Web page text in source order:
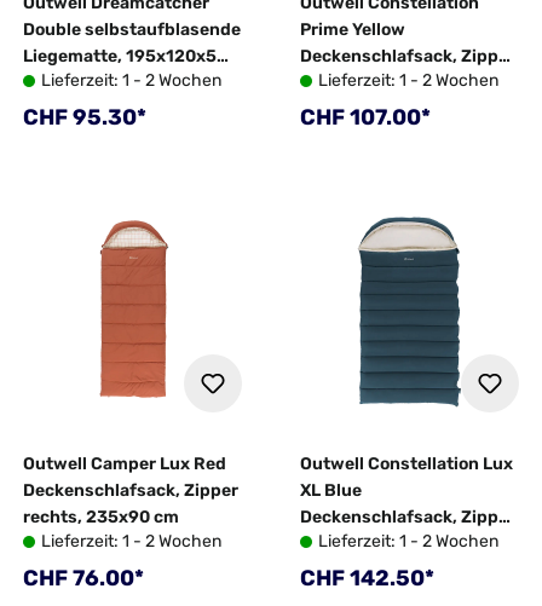
Double selbstaufblasende
Liegematte, 195x120x5
cmLieferzeit: 1 - 2 Wochen
Regulärer Preis:
CHF 95.30*
Prime Yellow
Deckenschlafsack, Zipper
links, 230x85 cm
Lieferzeit: 1 - 2 Wochen
Regulärer Preis:
CHF 107.00*
Outwell Camper Lux Red
Deckenschlafsack, Zipper
rechts, 235x90 cm
Lieferzeit: 1 - 2 Wochen
Regulärer Preis:
CHF 76.00*
Outwell Constellation Lux
XL Blue
Deckenschlafsack, Zipper
links, 230x105 cm
Lieferzeit: 1 - 2 Wochen
Regulärer Preis:
CHF 142.50*